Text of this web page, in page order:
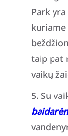
Park
taip pat
vaikų
Su